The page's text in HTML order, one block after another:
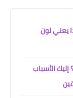
يعني لون
الأسباب